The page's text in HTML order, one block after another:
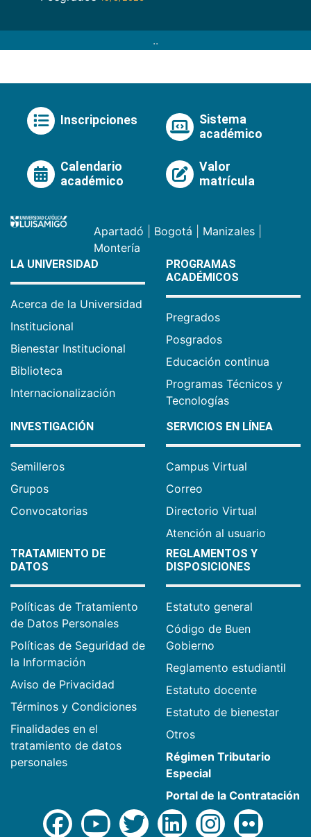
..
Inscripciones
Sistema
académico
Calendario
académico
Valor
matrícula
Apartadó Bogotá Manizales
Montería
LA UNIVERSIDAD
Acerca de la Universidad
Institucional
Bienestar Institucional
Biblioteca
Internacionalización
PROGRAMAS
ACADÉMICOS
Pregrados
Posgrados
Educación continua
Programas Técnicos y
Tecnologías
INVESTIGACIÓN
Semilleros
Grupos
Convocatorias
SERVICIOS EN LÍNEA
Campus Virtual
Correo
Directorio Virtual
Atención al usuario
TRATAMIENTO DE
DATOS
Políticas de Tratamiento
de Datos Personales
Políticas de Seguridad de
la Información
Aviso de Privacidad
Términos y Condiciones
Finalidades en el
tratamiento de datos
personales
REGLAMENTOS Y
DISPOSICIONES
Estatuto general
Código de Buen
Gobierno
Reglamento estudiantil
Estatuto docente
Estatuto de bienestar
Otros
Régimen Tributario
Especial
Portal de la Contratación